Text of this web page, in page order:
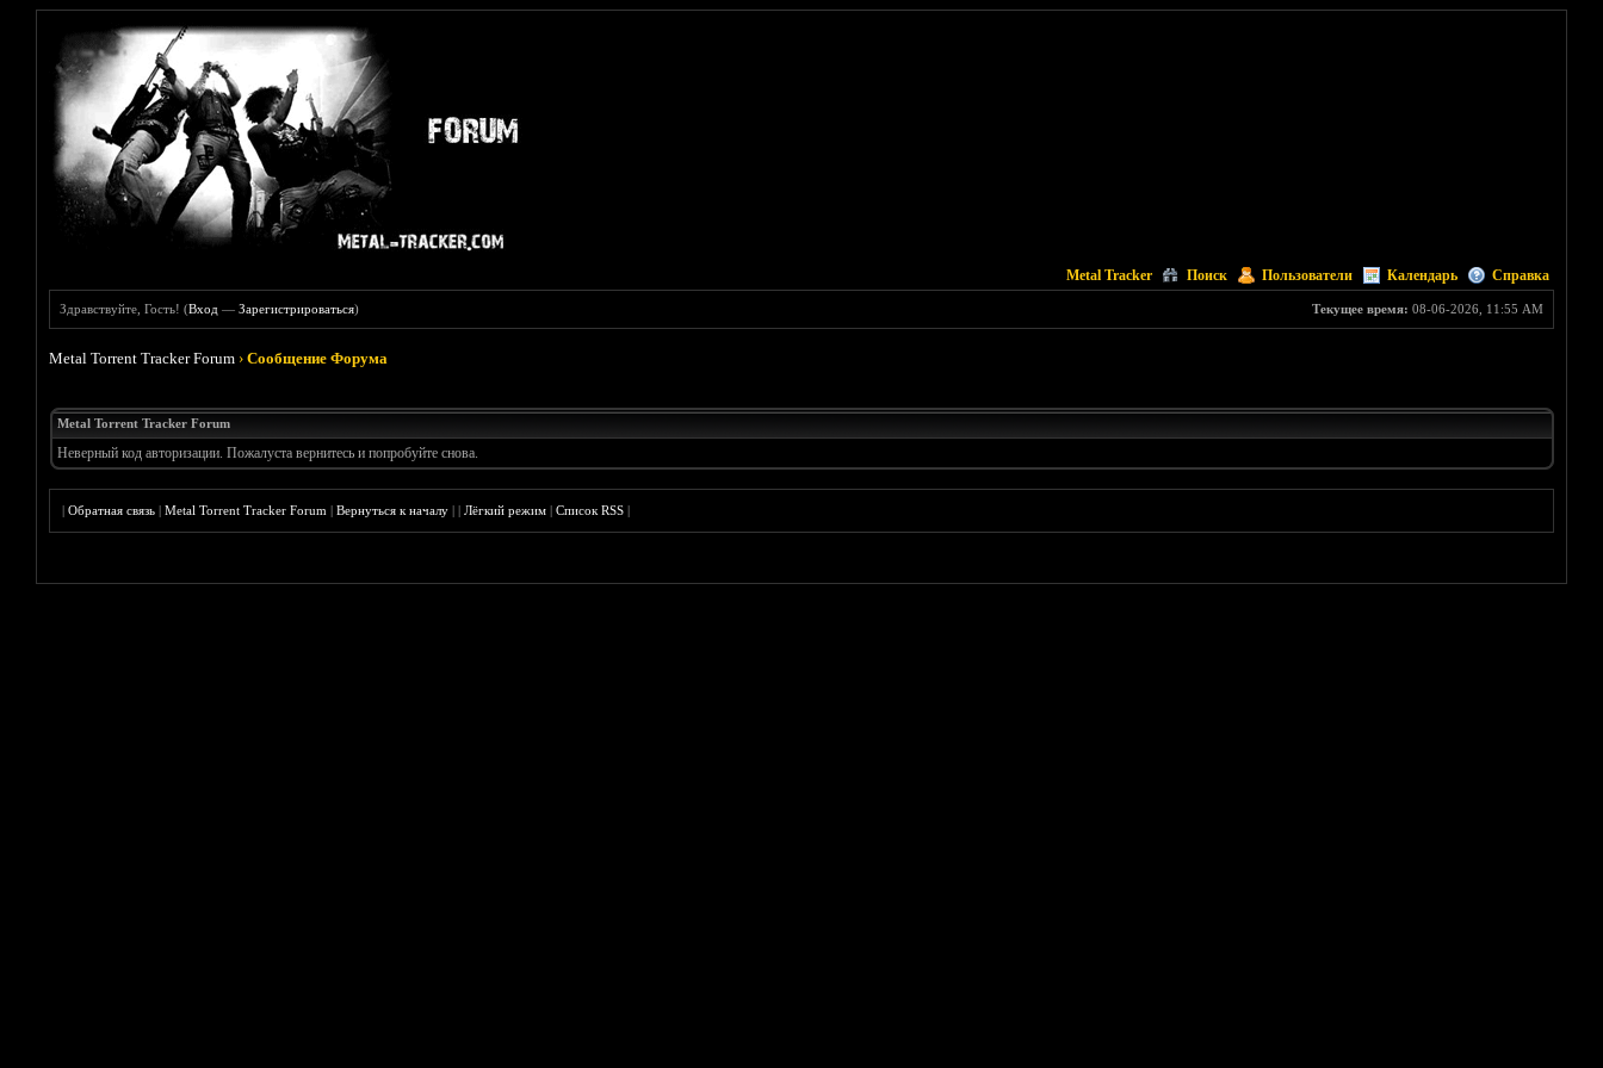
Metal Tracker Поиск Пользователи Календарь Справка
Текущее время: 08-06-2026, 11:55 AM
Здравствуйте, Гость! (Вход —Зарегистрироваться)
Metal Torrent Tracker Forum ›Сообщение Форума
Metal Torrent Tracker Forum
Неверный код авторизации. Пожалуста вернитесь и попробуйте снова.
|Обратная связь |Metal Torrent Tracker Forum |Вернуться к началу ||Лёгкий режим |Список RSS |